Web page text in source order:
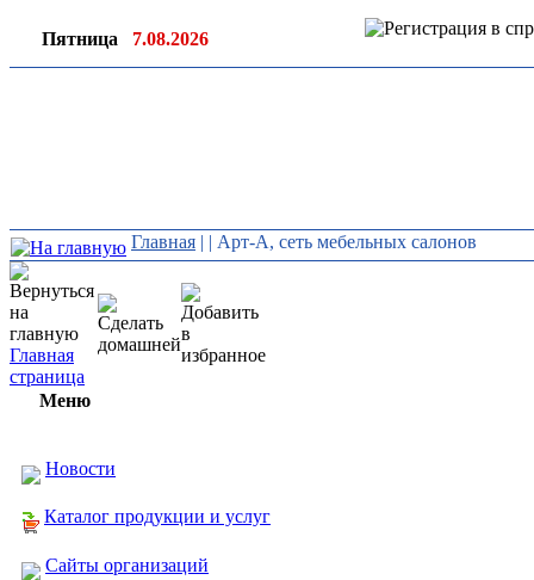
Пятница 7.08.2026
Главная | | Арт-А, сеть мебельных салонов
Главная
страница
Меню
Новости
Каталог продукции и услуг
Сайты организаций